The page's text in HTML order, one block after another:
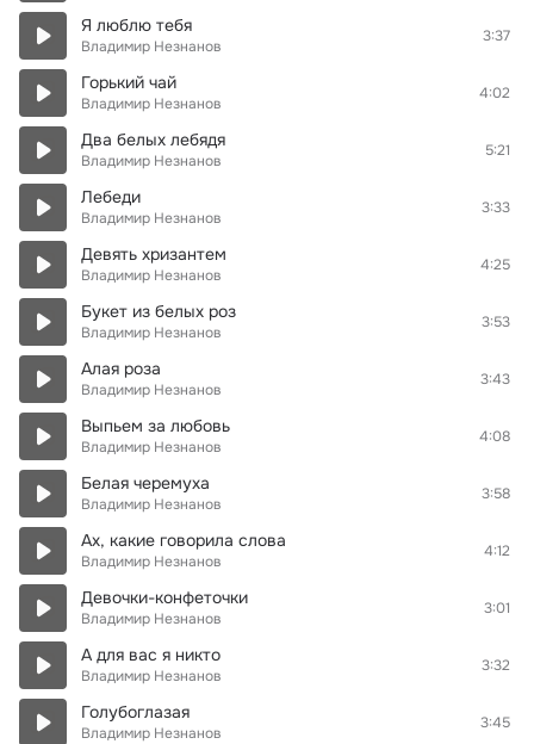
Я люблю тебя
Владимир Незнанов
3:37
Горький чай
Владимир Незнанов
4:02
Два белых лебядя
Владимир Незнанов
5:21
Лебеди
Владимир Незнанов
3:33
Девять хризантем
Владимир Незнанов
4:25
Букет из белых роз
Владимир Незнанов
3:53
Алая роза
Владимир Незнанов
3:43
Выпьем за любовь
Владимир Незнанов
4:08
Белая черемуха
Владимир Незнанов
3:58
Ах, какие говорила слова
Владимир Незнанов
4:12
Девочки-конфеточки
Владимир Незнанов
3:01
А для вас я никто
Владимир Незнанов
3:32
Голубоглазая
Владимир Незнанов
3:45